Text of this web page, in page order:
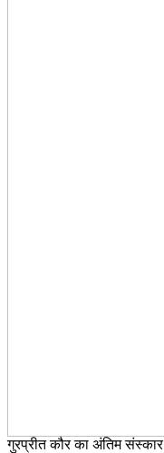
गुरप्रीत कौर का अंतिम संस्कार